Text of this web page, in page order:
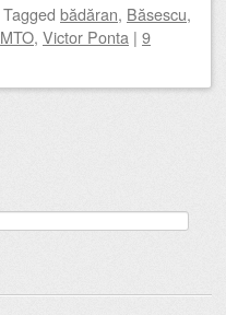
Tagged bădăran, Băsescu,
MTO, Victor Ponta | 9